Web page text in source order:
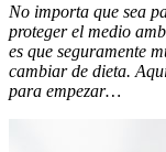
No importa que sea
proteger el medio
es que seguramente
cambiar de dieta.
para empezar…